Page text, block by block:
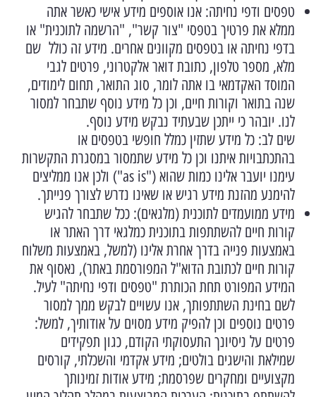
טפסים ודפי נחיתה: אנו אוספים מידע אישי כאשר אתה
ממלא את פרטיך בטפסי "צור קשר", "הרשמה לתוכנית" או
בדפי נחיתה או בטפסים מקוונים אחרים. מידע זה כולל שם
מלא, מספר טלפון, כתובת דואר אלקטרוני, פרטים לגבי
המוסד האקדמאי בו אתה לומר, סוג התואר, תחום לימודים,
שנה בתואר וקורות חיים, וכן כל מידע נוסף שתבחר למסור
לנו. יובהר כי ייתכן שבעתיד נבקש מידע נוסף.
שים לב: כל מידע שתזין כמלל חופשי בטפסים או
בהתכתבויות איתנו וכן כל מידע שתמסור במסגרת התקשרות
עימנו יועבר אלינו כמות שהוא ("as is") ולכן אנו ממליצים
להימנע מהזנת מידע רגיש או שאינו נדרש לצורך פנייתך.
מידע ממועמדים לתוכנית (מלגאים): ככל שתבחר להגיש
קורות חיים להשתתפות בתוכנית כמלגאי דרך האתר או
באמצעות פנייה בדרך אחרת אלינו (למשל, באמצעות משלוח
קורות חיים לכתובת הדוא"ל המפורסמת באתר), נאסוף את
המידע המפורט תחת הכותרת "טפסים ודפי נחיתה" לעיל.
לשם בחינת השתתפותך, אנו עשויים לבקש ממך למסור
פרטים נוספים וכן להפיק מידע מסוים על אודותיך, למשל:
פרטים על ניסיונך התעסוקתי הקודם, כגון תפקידים
שמילאת והישגים בולטים; מידע אקדמי והשכלתי, קורסים
מקצועיים ומחקרים שפרסמת; מידע אודות זמינותך